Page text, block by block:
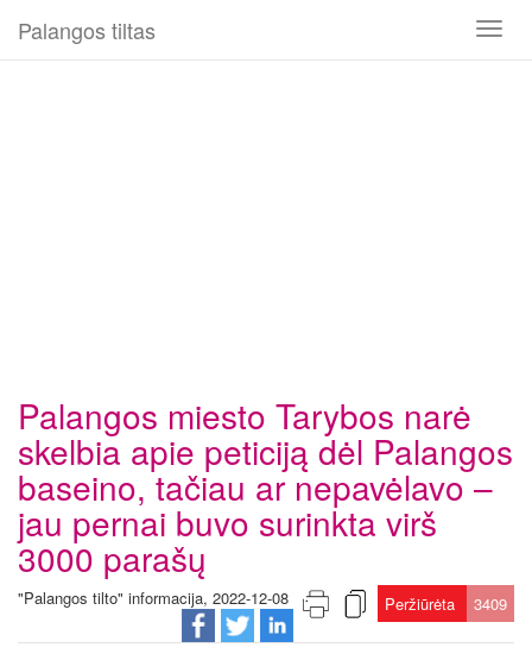
Toggle
Palangos tiltas
Palangos miesto Tarybos narė
skelbia apie peticiją dėl Palangos
baseino, tačiau ar nepavėlavo –
jau pernai buvo surinkta virš
3000 parašų
"Palangos tilto" informacija, 2022-12-08 Peržiūrėta 3409